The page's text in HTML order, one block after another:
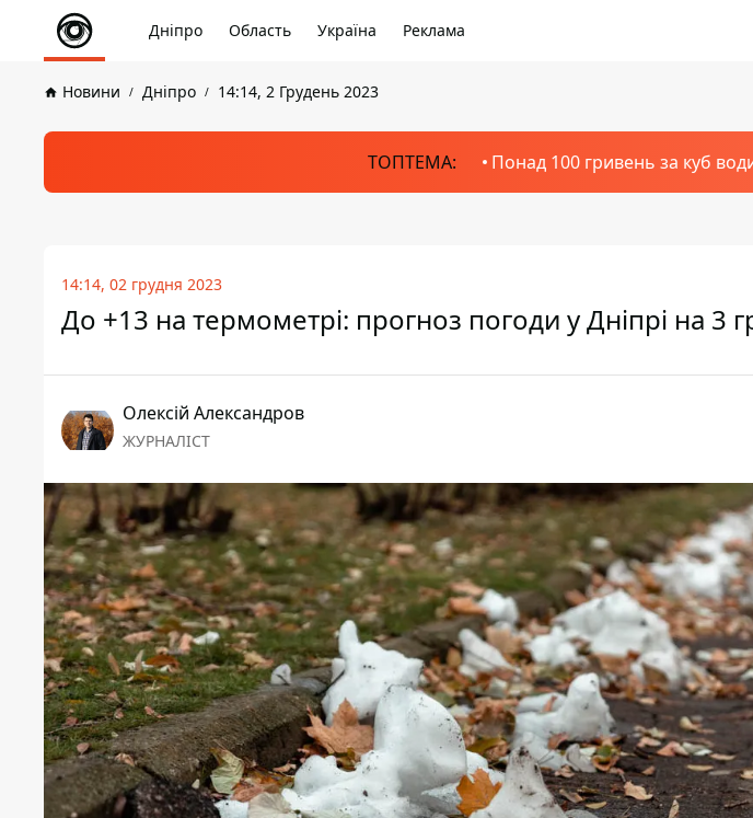
Дніпро Область Україна Реклама
Новини Дніпро 14:14, 2 Грудень 2023
ТОПТЕМА: Понад 100 гривень за куб
14:14, 02 грудня 2023
До +13 на термометрі: прогноз погоди у Дніпрі на 3
Олексій Александров
ЖУРНАЛІСТ